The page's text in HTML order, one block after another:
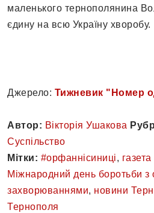
маленького тернополянина
єдину на всю Україну хворобу.
Джерело: Тижневик "Номер
Автор: Вікторія Ушакова
Суспільство
Мітки: #орфаннісиниці,
Міжнародний день боротьби
захворюваннями, новини
Тернополя